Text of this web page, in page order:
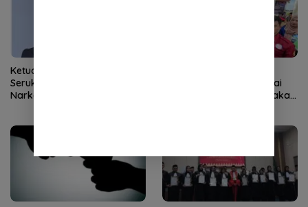
Ketua DPRK Banda Aceh
Serukan Perang Lawan
Narkoba
Pohon di Bantaran Sungai
Alue Naga, Ajak Masyarakat